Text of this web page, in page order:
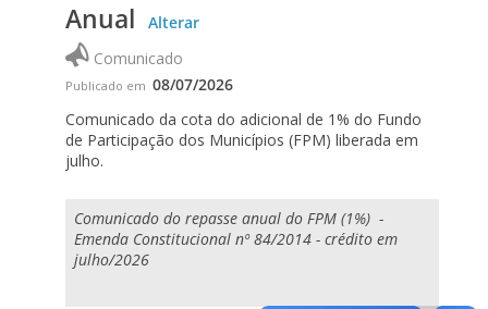
Anual
Alterar
Comunicado
Publicado em 08/07/2026
Comunicado da cota do adicional de 1% do Fundo
de Participação dos Municípios (FPM) liberada em
julho.
Comunicado do repasse anual do FPM (1%) -
Emenda Constitucional nº 84/2014 - crédito em
julho/2026